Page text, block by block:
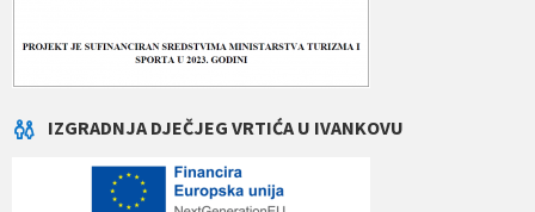
IZGRADNJA DJEČJEG VRTIĆA U IVANKOVU